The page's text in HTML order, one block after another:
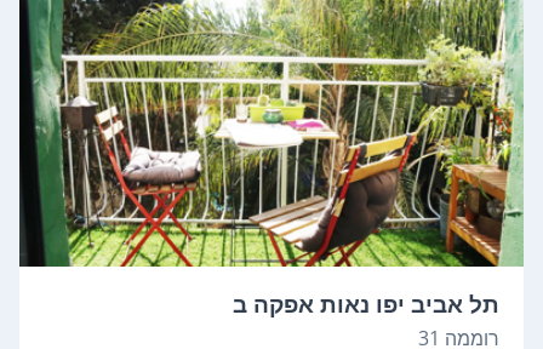
תל אביב יפו נאות אפקה ב
רוממה 31